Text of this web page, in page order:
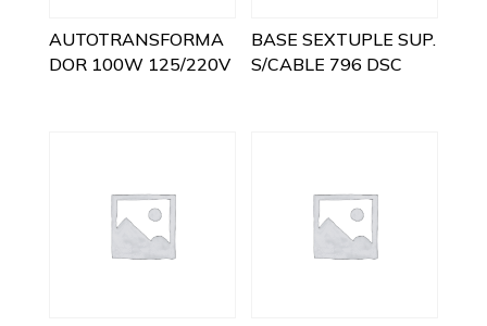
AUTOTRANSFORMA
DOR 100W 125/220V
BASE SEXTUPLE SUP.
S/CABLE 796 DSC